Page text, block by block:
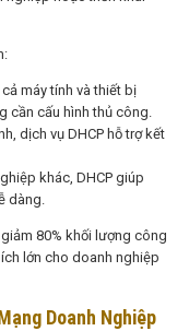
máy tính và thiết bị
cần cấu hình thủ công.
dịch vụ DHCP hỗ trợ kết
khác, DHCP giúp
dàng.
80% khối lượng công
lớn cho doanh nghiệp
Doanh Nghiệp